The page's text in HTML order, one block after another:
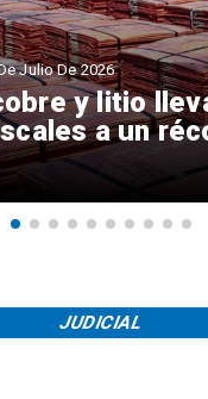
y litio
a un
Julio De 2026
JUDICIAL